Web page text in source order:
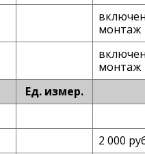
монтаж
монтаж
Ед. измер.
2 000